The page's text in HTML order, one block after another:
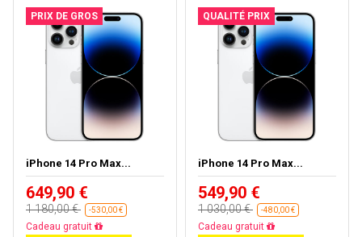
PRIX DE GROS
iPhone 14 Pro Max...
649,90 €
1 180,00 € -530,00 €
Livraison gratuite
QUALITÉ PRIX
iPhone 14 Pro Max...
549,90 €
1 030,00 € -480,00 €
Livraison gratuite